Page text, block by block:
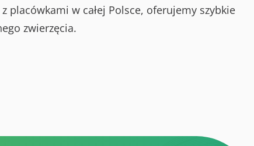
placówkami w całej Polsce, oferujemy szybkie
zwierzęcia.